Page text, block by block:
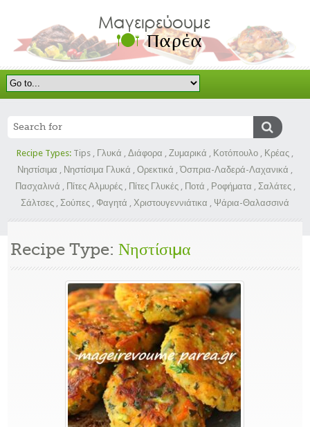
Recipe Types: Tips , Γλυκά , Διάφορα , Ζυμαρικά , Κοτόπουλο , Κρέας ,
Νηστίσιμα , Νηστίσιμα Γλυκά , Ορεκτικά ,Όσπρια-Λαδερά-Λαχανικά ,
Πασχαλινά , Πίτες Αλμυρές, Πίτες Γλυκές, Ποτά , Ροφήματα , Σαλάτες,
Σάλτσες , Σούπες , Φαγητά , Χριστουγεννιάτικα , Ψάρια-Θαλασσινά
Recipe Type:Νηστίσιμα